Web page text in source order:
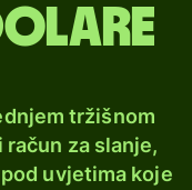
tržišnom
za slanje,
uvjetima koje